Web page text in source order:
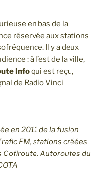
en bas de la
réservée aux stations
Il y a deux
: à l’est de la ville,
Infoqui est reçu,
de Radio Vinci
en 2011 de la fusion
FM, stations créées
Cofiroute, Autoroutes du